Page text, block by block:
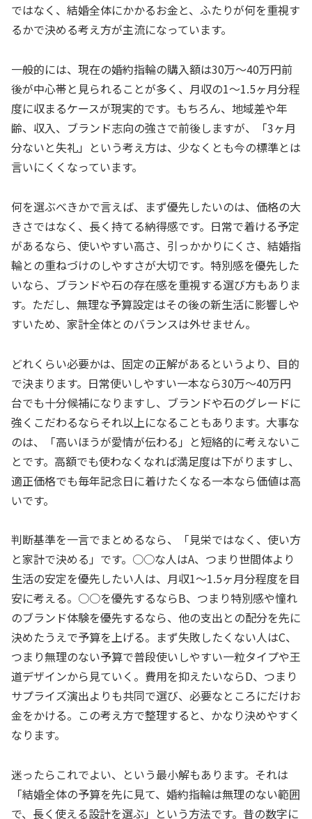
ではなく、結婚全体にかかるお金と、ふたりが何を重視す
るかで決める考え方が主流になっています。
一般的には、現在の婚約指輪の購入額は30万〜40万円前
後が中心帯と見られることが多く、月収の1〜1.5ヶ月分程
度に収まるケースが現実的です。もちろん、地域差や年
齢、収入、ブランド志向の強さで前後しますが、「3ヶ月
分ないと失礼」という考え方は、少なくとも今の標準とは
言いにくくなっています。
何を選ぶべきかで言えば、まず優先したいのは、価格の大
きさではなく、長く持てる納得感です。日常で着ける予定
があるなら、使いやすい高さ、引っかかりにくさ、結婚指
輪との重ねづけのしやすさが大切です。特別感を優先した
いなら、ブランドや石の存在感を重視する選び方もありま
す。ただし、無理な予算設定はその後の新生活に影響しや
すいため、家計全体とのバランスは外せません。
どれくらい必要かは、固定の正解があるというより、目的
で決まります。日常使いしやすい一本なら30万〜40万円
台でも十分候補になりますし、ブランドや石のグレードに
強くこだわるならそれ以上になることもあります。大事な
のは、「高いほうが愛情が伝わる」と短絡的に考えないこ
とです。高額でも使わなくなれば満足度は下がりますし、
適正価格でも毎年記念日に着けたくなる一本なら価値は高
いです。
判断基準を一言でまとめるなら、「見栄ではなく、使い方
と家計で決める」です。○○な人はA、つまり世間体より
生活の安定を優先したい人は、月収1〜1.5ヶ月分程度を目
安に考える。○○を優先するならB、つまり特別感や憧れ
のブランド体験を優先するなら、他の支出との配分を先に
決めたうえで予算を上げる。まず失敗したくない人はC、
つまり無理のない予算で普段使いしやすい一粒タイプや王
道デザインから見ていく。費用を抑えたいならD、つまり
サプライズ演出よりも共同で選び、必要なところにだけお
金をかける。この考え方で整理すると、かなり決めやすく
なります。
迷ったらこれでよい、という最小解もあります。それは
「結婚全体の予算を先に見て、婚約指輪は無理のない範囲
で、長く使える設計を選ぶ」という方法です。昔の数字に